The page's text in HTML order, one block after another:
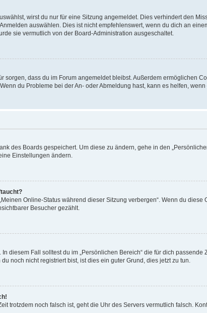
wirst du nur für eine Sitzung angemeldet. Dies verhindert den
auswählen. Dies ist nicht empfehlenswert, wenn du dich an
sie vermutlich von der Board-Administration ausgeschaltet.
sorgen, dass du im Forum angemeldet bleibst. Außerdem ermöglichen
du Probleme bei der An- oder Abmeldung hast, kann es helfen,
des Boards gespeichert. Um diese zu ändern, gehe in den
Einstellungen ändern.
Online-Status während dieser Sitzung verbergen“. Wenn du diese
Besucher gezählt.
diesem Fall solltest du im „Persönlichen Bereich“ die für dich passende
noch nicht registriert bist, ist dies ein guter Grund, dies jetzt zu tun.
trotzdem noch falsch ist, geht die Uhr des Servers vermutlich falsch.